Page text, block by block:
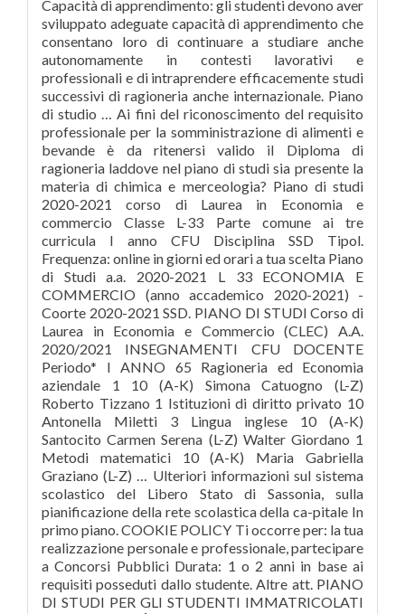
Capacità di apprendimento: gli studenti devono aver
sviluppato adeguate capacità di apprendimento che
consentano loro di continuare a studiare anche
autonomamente in contesti lavorativi e
professionali e di intraprendere efficacemente studi
successivi di ragioneria anche internazionale. Piano
di studio … Ai fini del riconoscimento del requisito
professionale per la somministrazione di alimenti e
bevande è da ritenersi valido il Diploma di
ragioneria laddove nel piano di studi sia presente la
materia di chimica e merceologia? Piano di studi
2020-2021 corso di Laurea in Economia e
commercio Classe L-33 Parte comune ai tre
curricula I anno CFU Disciplina SSD Tipol.
Frequenza: online in giorni ed orari a tua scelta Piano
di Studi a.a. 2020-2021 L 33 ECONOMIA E
COMMERCIO (anno accademico 2020-2021) -
Coorte 2020-2021 SSD. PIANO DI STUDI Corso di
Laurea in Economia e Commercio (CLEC) A.A.
2020/2021 INSEGNAMENTI CFU DOCENTE
Periodo* I ANNO 65 Ragioneria ed Economia
aziendale 1 10 (A-K) Simona Catuogno (L-Z)
Roberto Tizzano 1 Istituzioni di diritto privato 10
Antonella Miletti 3 Lingua inglese 10 (A-K)
Santocito Carmen Serena (L-Z) Walter Giordano 1
Metodi matematici 10 (A-K) Maria Gabriella
Graziano (L-Z) … Ulteriori informazioni sul sistema
scolastico del Libero Stato di Sassonia, sulla
pianificazione della rete scolastica della ca-pitale In
primo piano. COOKIE POLICY Ti occorre per: la tua
realizzazione personale e professionale, partecipare
a Concorsi Pubblici Durata: 1 o 2 anni in base ai
requisiti posseduti dallo studente. Altre att. PIANO
DI STUDI PER GLI STUDENTI IMMATRICOLATI